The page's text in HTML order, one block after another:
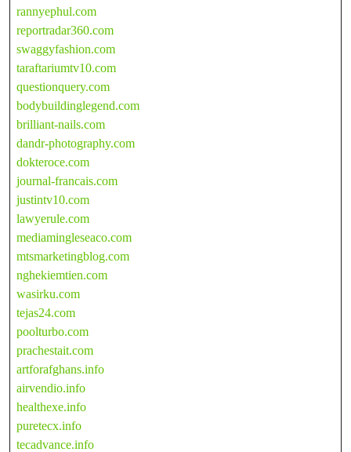
rannyephul.com
reportradar360.com
swaggyfashion.com
taraftariumtv10.com
questionquery.com
bodybuildinglegend.com
brilliant-nails.com
dandr-photography.com
dokteroce.com
journal-francais.com
justintv10.com
lawyerule.com
mediamingleseaco.com
mtsmarketingblog.com
nghekiemtien.com
wasirku.com
tejas24.com
poolturbo.com
prachestait.com
artforafghans.info
airvendio.info
healthexe.info
puretecx.info
tecadvance.info